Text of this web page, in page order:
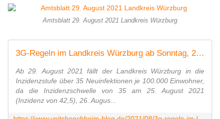
Amtsblatt 29. August 2021 Landkreis Würzburg
3G-Regeln im Landkreis Würzburg ab Sonntag, 29. August 2021 - Veitshöchheim News
Ab 29. August 2021 fällt der Landkreis Würzburg in die
Inzidenzstufe über 35 Neuinfektionen je 100.000 Einwohner,
da die Inzidenzschwelle von 35 am 25. August 2021
(Inzidenz von 42,5), 26. Augus...